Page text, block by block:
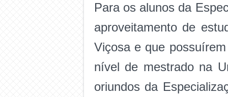
Para os alunos da
aproveitamento de
Viçosa e que
nível de mestrado na
oriundos da